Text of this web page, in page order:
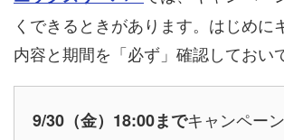
くできるときがあります。はじめに
内容と期間を「必ず」確認しておい
9/30（金）18:00までキャンペー